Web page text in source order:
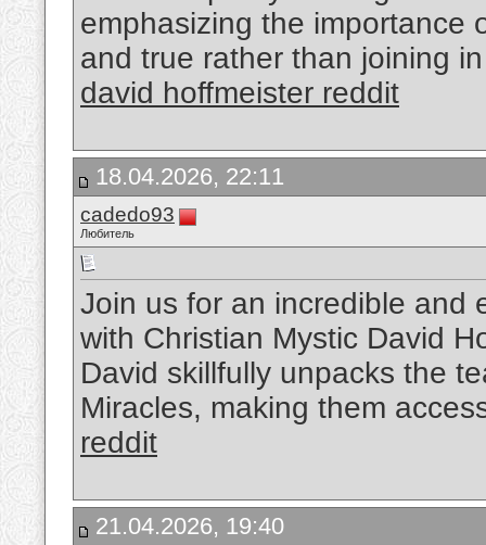
emphasizing the importance
and true rather than joining
david hoffmeister reddit
18.04.2026, 22:11
cadedo93
Любитель
Join us for an incredible and
with Christian Mystic David
David skillfully unpacks the
Miracles, making them
reddit
21.04.2026, 19:40